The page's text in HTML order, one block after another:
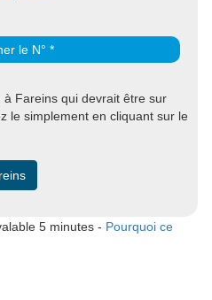
le N° *
Fareins qui devrait être sur
le simplement en cliquant sur le
5 minutes - Pourquoi ce